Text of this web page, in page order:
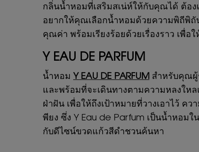
กลิ่นน้ำหอมที่เสริมสเน่ห์ให้กับคุณได้ ต้อ
อยากให้คุณเลือกน้ำหอมด้วยความพิถีพิถั
คุณค่า พร้อมเรียงร้อยด้วยเรื่องราว เพื่
Y EAU DE PARFUM
น้ำหอม Y EAU DE PARFUM สำหรับคุณผู้
และพร้อมที่จะเดินทางตามความหลงให
ฝ่าฝัน เพื่อให้ถึงเป้าหมายที่วางเอาไว้
พียง ซึ่ง Y Eau de Parfum เป็นน้ำหอ
กับดีไซน์ขวดแก้วสีดำชวนค้นหา